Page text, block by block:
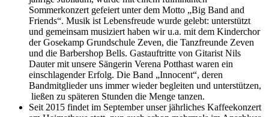
Sommerkonzert gefeiert unter dem Motto „Big Band and
Friends“. Musik ist Lebensfreude wurde gelebt: unterstützt
und gemeinsam musiziert haben wir u.a. mit dem Kinderchor
der Gosekamp Grundschule Zeven, die Tanzfreunde Zeven
und die Barbershop Bells. Gastauftritte von Gitarist Nils
Dauter mit unsere Sängerin Verena Potthast waren ein
einschlagender Erfolg. Die Band „Innocent“, deren
Bandmitglieder uns immer wieder begleiten und unterstützen,
ließen zu späteren Stunden die Menge tanzen.
Seit 2015 findet im September unser jährliches Kaffeekonzert